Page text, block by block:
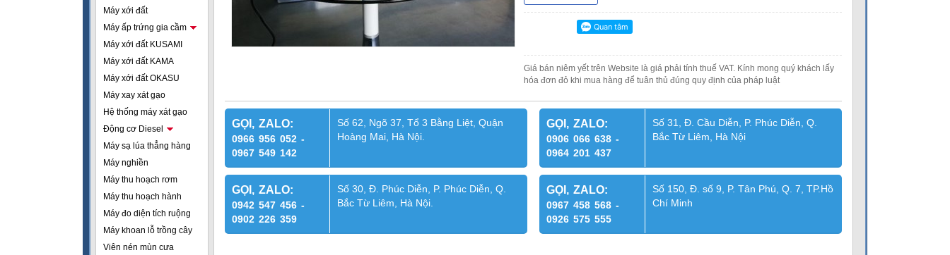
Máy xới đất
Máy ấp trứng gia cầm
Máy xới đất KUSAMI
Máy xới đất KAMA
Máy xới đất OKASU
Máy xay xát gạo
Hệ thống máy xát gạo
Động cơ Diesel
Máy sạ lúa thẳng hàng
Máy nghiền
Máy thu hoạch rơm
Máy thu hoạch hành
Máy đo diện tích ruộng
Máy khoan lỗ trồng cây
Viên nén mùn cưa
Giá bán niêm yết trên Website là giá phải tính thuế VAT. Kính mong quý khách lấy
hóa đơn đỏ khi mua hàng để tuân thủ đúng quy định của pháp luật
GỌI, ZALO:
0966 956 052 -
0967 549 142
Số 62, Ngõ 37, Tổ 3 Bằng Liệt, Quận
Hoàng Mai, Hà Nội.
GỌI, ZALO:
0906 066 638 -
0964 201 437
Số 31, Đ. Cầu Diễn, P. Phúc Diễn, Q.
Bắc Từ Liêm, Hà Nội
GỌI, ZALO:
0942 547 456 -
0902 226 359
Số 30, Đ. Phúc Diễn, P. Phúc Diễn, Q.
Bắc Từ Liêm, Hà Nội.
GỌI, ZALO:
0967 458 568 -
0926 575 555
Số 150, Đ. số 9, P. Tân Phú, Q. 7, TP.Hồ
Chí Minh